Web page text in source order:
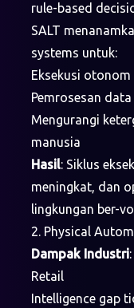
rule-based
SALT
systems untuk:
Eksekusi
Pemrosesan
Mengurangi
manusia
Hasil: Siklus
meningkat, dan
lingkungan ber-
2. Physical
Dampak Industri
Retail
Intelligence gap